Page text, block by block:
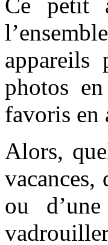
appareils
photos
favoris en
Alors,
ou